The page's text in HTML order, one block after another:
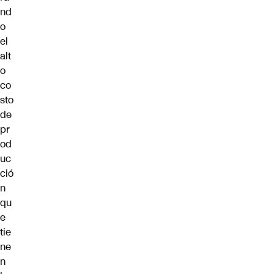
nd
o
el
alt
o
co
sto
de
pr
od
uc
ció
n
qu
e
tie
ne
n